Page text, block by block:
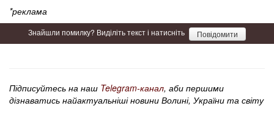
*реклама
Знайшли помилку? Виділіть текст і натисніть Повідомити
Підписуйтесь на наш Telegram-канал, аби першими
дізнаватись найактуальніші новини Волині, України та світу